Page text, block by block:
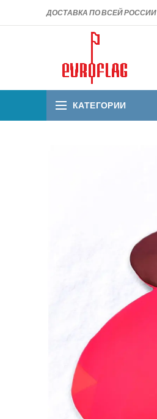
ДОСТАВКА ПО ВСЕЙ РОССИИ
КАТЕГОРИИ